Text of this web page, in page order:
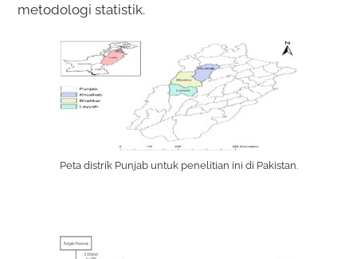
metodologi statistik.
Peta distrik Punjab untuk penelitian ini di Pakistan.